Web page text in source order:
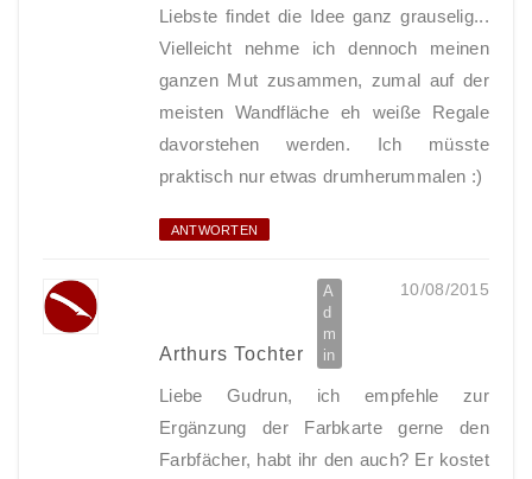
Liebste findet die Idee ganz grauselig...
Vielleicht nehme ich dennoch meinen
ganzen Mut zusammen, zumal auf der
meisten Wandfläche eh weiße Regale
davorstehen werden. Ich müsste
praktisch nur etwas drumherummalen :)
ANTWORTEN
Arthurs Tochter
10/08/2015
Liebe Gudrun, ich empfehle zur
Ergänzung der Farbkarte gerne den
Farbfächer, habt ihr den auch? Er kostet